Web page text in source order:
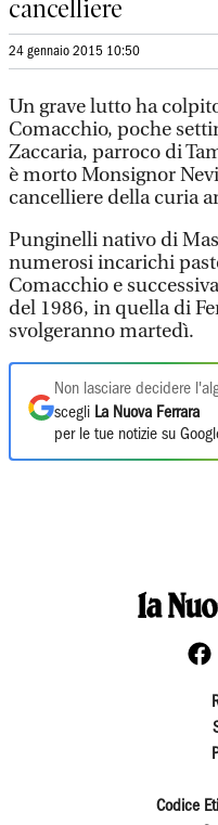
cancelliere
24 gennaio 2015 10:50
Un grave lutto ha
Comacchio, poche
Zaccaria, parroco di
è morto Monsignor
cancelliere della curia
Punginelli nativo di
numerosi incarichi
Comacchio e
del 1986, in quella di
svolgeranno martedì.
Non lasciare decidere
scegli La Nuova Ferrara
per le tue notizie su
Codice